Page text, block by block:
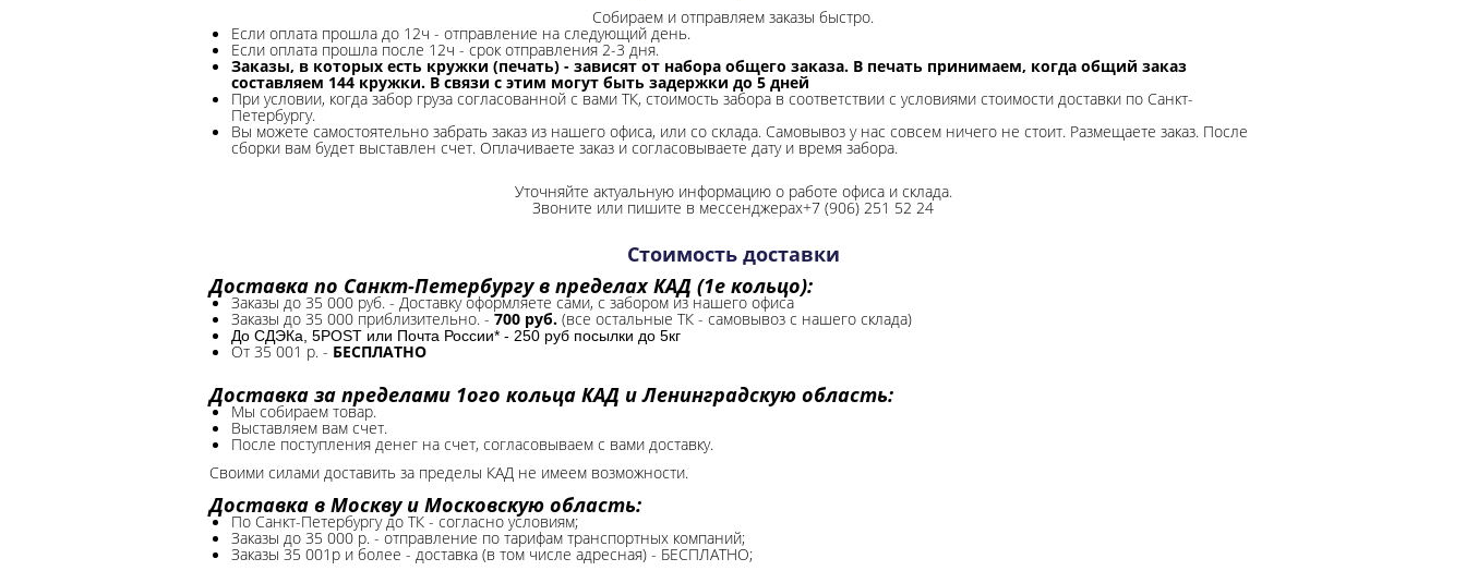
Собираем и отправляем заказы быстро.
Если оплата прошла до 12ч - отправление на следующий день.
Если оплата прошла после 12ч - срок отправления 2-3 дня.
Заказы, в которых есть кружки (печать) - зависят от набора общего заказа. В печать принимаем, когда общий заказ
составляем 144 кружки. В связи с этим могут быть задержки до 5 дней
При условии, когда забор груза согласованной с вами ТК, стоимость забора в соответствии с условиями стоимости доставки по Санкт-
Петербургу.
Вы можете самостоятельно забрать заказ из нашего офиса, или со склада. Самовывоз у нас совсем ничего не стоит. Размещаете заказ. После
сборки вам будет выставлен счет. Оплачиваете заказ и согласовываете дату и время забора.
Уточняйте актуальную информацию о работе офиса и склада.
Звоните или пишите в мессенджерах+7 (906) 251 52 24
Стоимость доставки
Доставка по Санкт-Петербургу в пределах КАД (1е кольцо):
Заказы до 35 000 руб. - Доставку оформляете сами, с забором из нашего офиса
Заказы до 35 000 приблизительно. - 700 руб. (все остальные ТК - самовывоз с нашего склада)
До СДЭКа, 5POST или Почта России* - 250 руб посылки до 5кг
От 35 001 р. - БЕСПЛАТНО
Доставка за пределами 1ого кольца КАД и Ленинградскую область:
Мы собираем товар.
Выставляем вам счет.
После поступления денег на счет, согласовываем с вами доставку.
Своими силами доставить за пределы КАД не имеем возможности.​
Доставка в Москву и Московскую область:
По Санкт-Петербургу до ТК - согласно условиям;
Заказы до 35 000 р. - отправление по тарифам транспортных компаний;
Заказы 35 001р и более - доставка (в том числе адресная) - БЕСПЛАТНО;